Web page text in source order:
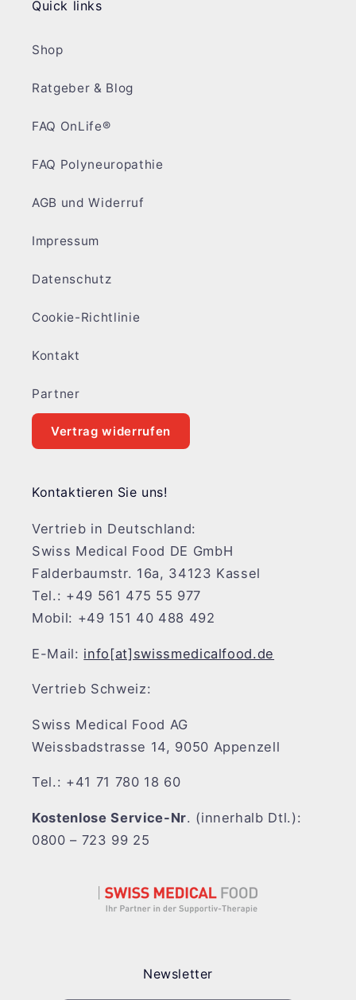
Quick links
Shop
Ratgeber & Blog
FAQ OnLife®
FAQ Polyneuropathie
AGB und Widerruf
Impressum
Datenschutz
Cookie-Richtlinie
Kontakt
Partner
Vertrag widerrufen
Kontaktieren Sie uns!
Vertrieb in Deutschland:
Swiss Medical Food DE GmbH
Falderbaumstr. 16a, 34123 Kassel
Tel.: +49 561 475 55 977
Mobil: +49 151 40 488 492
E-Mail: info[at]swissmedicalfood.de
Vertrieb Schweiz:
Swiss Medical Food AG
Weissbadstrasse 14, 9050 Appenzell
Tel.: +41 71 780 18 60
Kostenlose Service-Nr. (innerhalb Dtl.):
0800 – 723 99 25
Newsletter